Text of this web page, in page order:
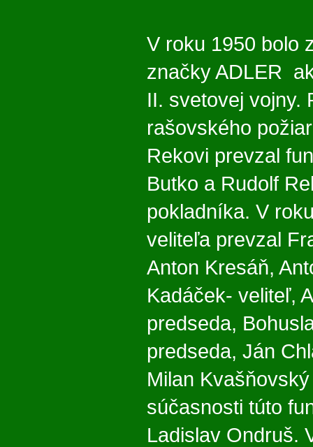
V roku 1950 bolo
značky ADLER
II. svetovej vojny.
rašovského
Rekovi prevzal
Butko a Rudolf
pokladníka. V
veliteľa prevzal
Anton Kresáň,
Kadáček- veliteľ,
predseda,
predseda, Ján
Milan
súčasnosti túto
Ladislav Ondruš.